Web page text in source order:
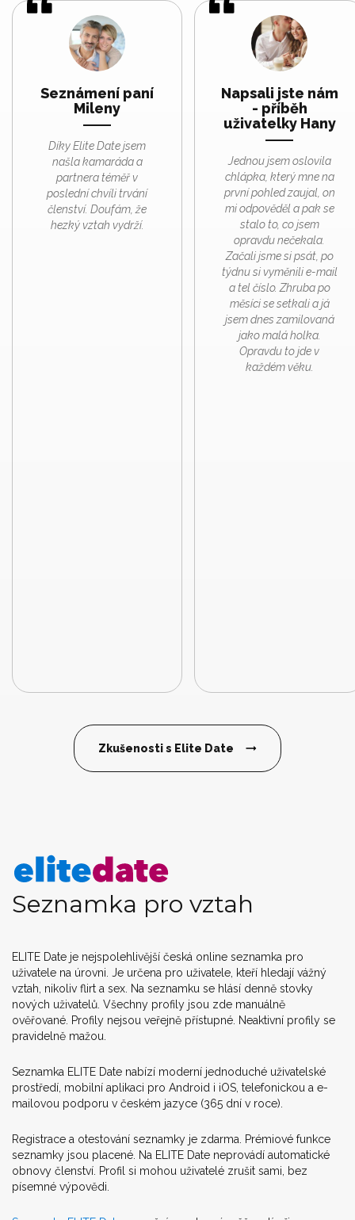
Seznámení paní
Mileny
Díky Elite Date jsem
našla kamaráda a
partnera téměř v
poslední chvíli trvání
členství. Doufám, že
hezký vztah vydrží.
Napsali jste nám
- příběh
uživatelky Hany
Jednou jsem oslovila
chlápka, který mne na
první pohled zaujal, on
mi odpověděl a pak se
stalo to, co jsem
opravdu nečekala.
Začali jsme si psát, po
týdnu si vyměnili e-mail
a tel číslo. Zhruba po
měsíci se setkali a já
jsem dnes zamilovaná
jako malá holka.
Opravdu to jde v
každém věku.
Zkušenosti s Elite Date
Seznamka pro vztah
ELITE Date je nejspolehlivější česká online seznamka pro
uživatele na úrovni. Je určena pro uživatele, kteří hledají vážný
vztah, nikoliv flirt a sex. Na seznamku se hlásí denně stovky
nových uživatelů. Všechny profily jsou zde manuálně
ověřované. Profily nejsou veřejně přístupné. Neaktivní profily se
pravidelně mažou.
Seznamka ELITE Date nabízí moderní jednoduché uživatelské
prostředí, mobilní aplikaci pro Android i iOS, telefonickou a e-
mailovou podporu v českém jazyce (365 dní v roce).
Registrace a otestování seznamky je zdarma. Prémiové funkce
seznamky jsou placené. Na ELITE Date neprovádí automatické
obnovy členství. Profil si mohou uživatelé zrušit sami, bez
písemné výpovědi.